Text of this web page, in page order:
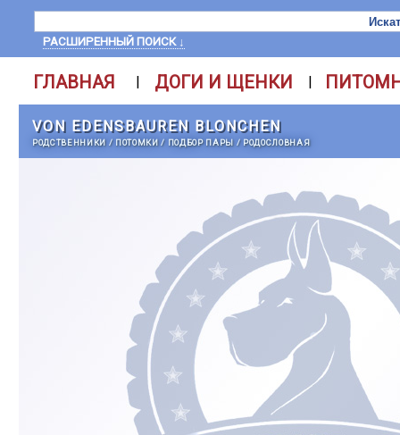
РАСШИРЕННЫЙ ПОИСК ↓
ГЛАВНАЯ | ДОГИ И ЩЕНКИ |
VON EDENSBAUREN BLONCHEN
РОДСТВЕННИКИ / ПОТОМКИ/ ПОДБОР ПАРЫ / РОДОСЛОВНАЯ